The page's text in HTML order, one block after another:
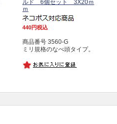
ルド 6個セット 3X20ｍ
ｍ
440 税込
商品番号 3560-G
ミリ規格のなべ頭タイプ。